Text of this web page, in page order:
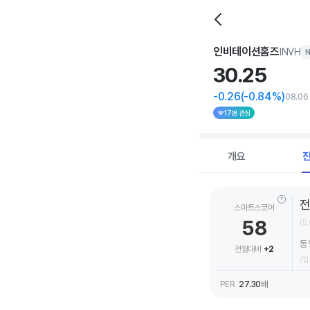
인비테이션홈즈 INVH
30.25
-0.26(-0.84%)08.06
17명 관심
개요
스마트스코어
58
전월대비 +2 동
(
PER 27.30배